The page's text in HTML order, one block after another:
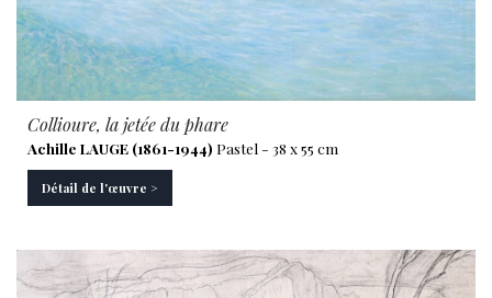
Collioure, la jetée du phare
Achille LAUGE (1861-1944) Pastel - 38 x 55 cm
Détail de l'œuvre >